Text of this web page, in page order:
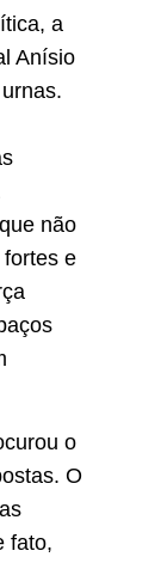
a
Anísio
não
e
o
O
fato,